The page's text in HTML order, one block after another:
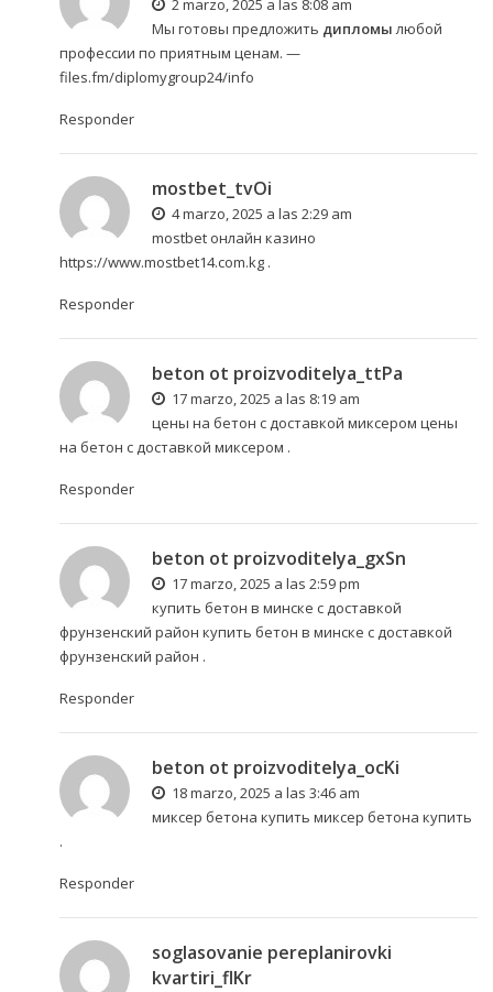
2 marzo, 2025 a las 8:08 am
Мы готовы предложить дипломылюбой
профессии по приятным ценам. —
files.fm/diplomygroup24/info
Responder
mostbet_tvOi
4 marzo, 2025 a las 2:29 am
mostbet онлайн казино
https://www.mostbet14.com.kg.
Responder
beton ot proizvoditelya_ttPa
17 marzo, 2025 a las 8:19 am
цены на бетон с доставкой миксером цены
на бетон с доставкой миксером .
Responder
beton ot proizvoditelya_gxSn
17 marzo, 2025 a las 2:59 pm
купить бетон в минске с доставкой
фрунзенский район купить бетон в минске с доставкой
фрунзенский район .
Responder
beton ot proizvoditelya_ocKi
18 marzo, 2025 a las 3:46 am
миксер бетона купить миксер бетона купить
.
Responder
soglasovanie pereplanirovki
kvartiri_flKr